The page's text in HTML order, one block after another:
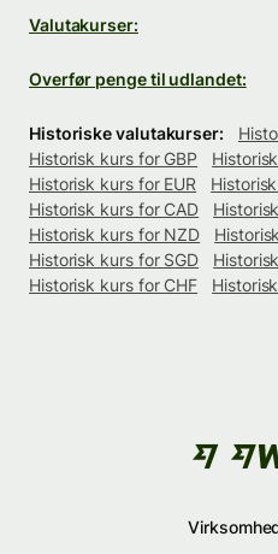
Valutakurser:
Overfør penge til udlandet:
Historiske valutakurser:
Historisk kurs for GBP
Historisk kurs for EUR
Historisk kurs for CAD
Historisk kurs for NZD
Historisk kurs for SGD
Historisk kurs for CHF